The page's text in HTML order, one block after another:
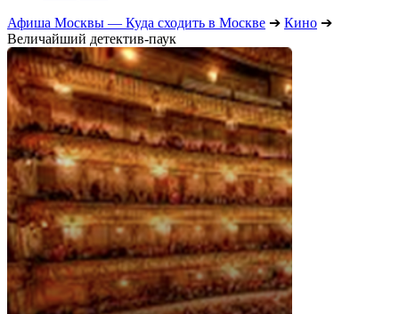
Афиша Москвы — Куда сходить в Москве ➔ Кино ➔
Величайший детектив-паук